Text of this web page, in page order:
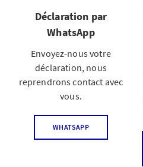
Déclaration par
WhatsApp
Envoyez-nous votre
déclaration, nous
reprendrons contact avec
vous.
WHATSAPP